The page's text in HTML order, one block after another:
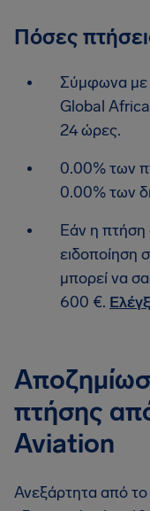
Πόσες
Σύμφωνα με
Global
24 ώρες.
0.00% των
0.00% των
Εάν η πτήση
ειδοποίηση
μπορεί να
600 €.
πτήσης
Aviation
Ανεξάρτητα από το